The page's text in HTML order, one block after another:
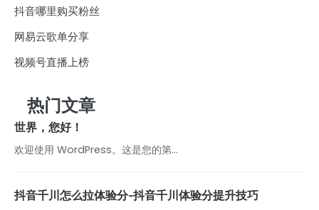
抖音哪里购买粉丝
网易云歌单分享
视频号直播上榜
热门文章
世界，您好！
欢迎使用 WordPress。这是您的第…
抖音千川怎么拉体验分-抖音千川体验分提升技巧